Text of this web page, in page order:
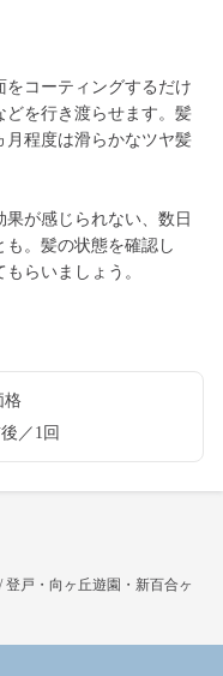
コーティングするだけ
どを行き渡らせます。髪
月程度は滑らかなツヤ髪
が感じられない、数日
。髪の状態を確認し
らいましょう。
格
／1回
/登戸・向ヶ丘遊園・新百合ヶ